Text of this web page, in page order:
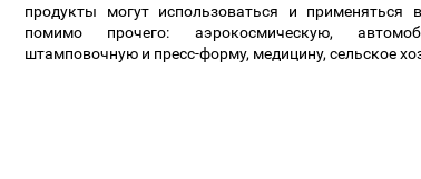
продукты могут использоваться и
помимо прочего: аэрокосмическую,
штамповочную и пресс-форму, медицину, сельское